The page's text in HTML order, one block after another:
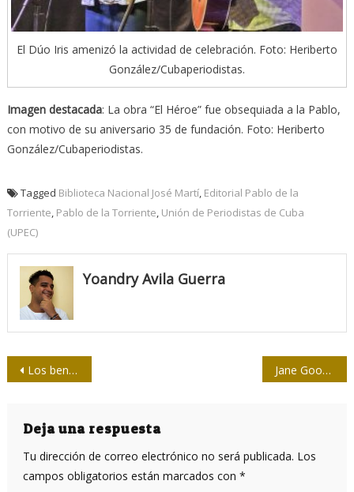
El Dúo Iris amenizó la actividad de celebración. Foto: Heriberto
González/Cubaperiodistas.
Imagen destacada: La obra “El Héroe” fue obsequiada a la Pablo,
con motivo de su aniversario 35 de fundación. Foto: Heriberto
González/Cubaperiodistas.
Tagged Biblioteca Nacional José Martí, Editorial Pablo de la
Torriente, Pablo de la Torriente, Unión de Periodistas de Cuba
(UPEC)
Yoandry Avila Guerra
Navegación
entradas
Los beneficios de las vacunas inhaladas Jane Goodall: la humanidad termina si no se adapta después de Covid-19
Deja una respuesta
Tu dirección de correo electrónico no será publicada. Los
campos obligatorios están marcados con *